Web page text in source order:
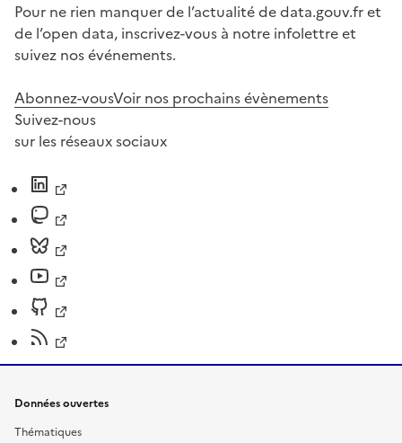
Pour ne rien manquer de l’actualité de data.gouv.fr et
de l’open data, inscrivez-vous à notre infolettre et
suivez nos événements.
Abonnez-vousVoir nos prochains évènements
Suivez-nous
sur les réseaux sociaux
Données ouvertes
Thématiques